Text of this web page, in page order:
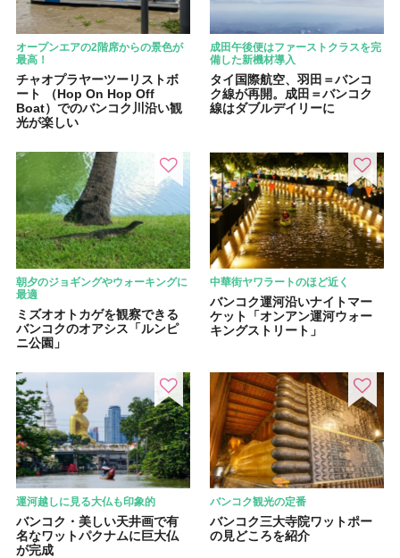
オープンエアの2階席からの景色が
最高！
チャオプラヤーツーリストボ
ート （Hop On Hop Off
Boat）でのバンコク川沿い観
光が楽しい
成田午後便はファーストクラスを完
備した新機材導入
タイ国際航空、羽田＝バンコ
ク線が再開。成田＝バンコク
線はダブルデイリーに
朝夕のジョギングやウォーキングに
最適
ミズオオトカゲを観察できる
バンコクのオアシス「ルンピ
ニ公園」
中華街ヤワラートのほど近く
バンコク運河沿いナイトマー
ケット「オンアン運河ウォー
キングストリート」
運河越しに見る大仏も印象的
バンコク・美しい天井画で有
名なワットパクナムに巨大仏
が完成
バンコク観光の定番
バンコク三大寺院ワットポー
の見どころを紹介